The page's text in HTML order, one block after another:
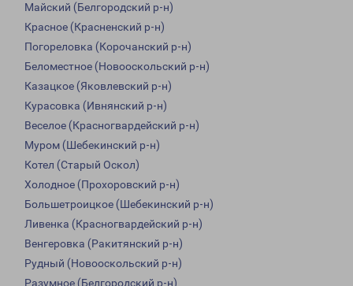
Майский (Белгородский р-н)
Красное (Красненский р-н)
Погореловка (Корочанский р-н)
Беломестное (Новооскольский р-н)
Казацкое (Яковлевский р-н)
Курасовка (Ивнянский р-н)
Веселое (Красногвардейский р-н)
Муром (Шебекинский р-н)
Котел (Старый Оскол)
Холодное (Прохоровский р-н)
Большетроицкое (Шебекинский р-н)
Ливенка (Красногвардейский р-н)
Венгеровка (Ракитянский р-н)
Рудный (Новооскольский р-н)
Разумное (Белгородский р-н)